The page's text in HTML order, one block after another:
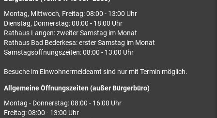
Montag, Mittwoch, Freitag: 08:00 - 13:00 Uhr
Dienstag, Donnerstag: 08:00 - 18:00 Uhr
Rathaus Langen: zweiter Samstag im Monat
Rathaus Bad Bederkesa: erster Samstag im Monat
Samstagsöffnungszeiten: 08:00 - 13:00 Uhr
Besuche im Einwohnermeldeamt sind nur mit Termin möglich.
Allgemeine Öffnungszeiten (außer Bürgerbüro)
Montag - Donnerstag: 08:00 - 16:00 Uhr
Freitag: 08:00 - 13:00 Uhr